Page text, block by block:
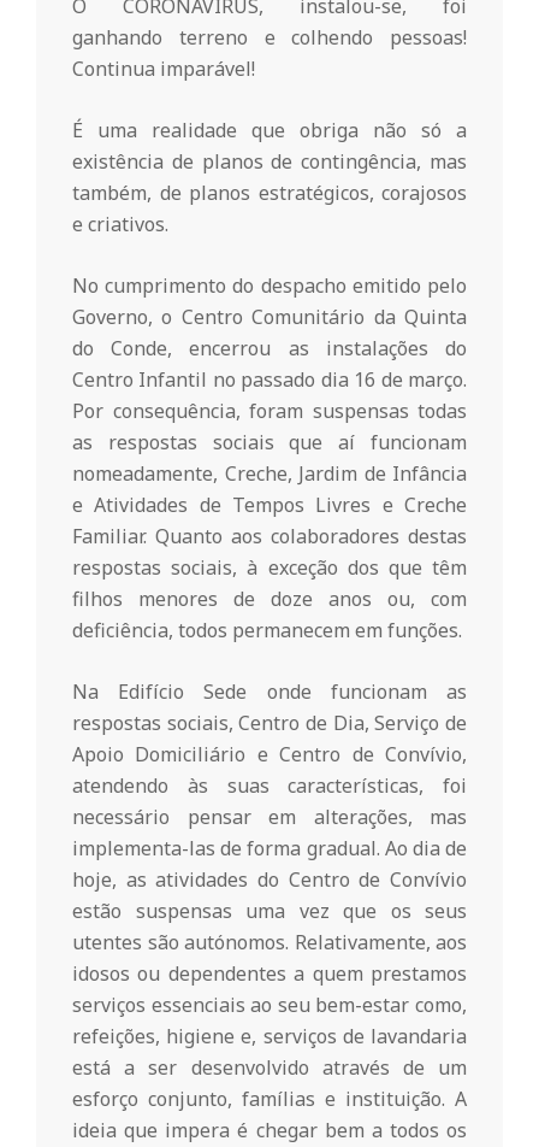
O CORONAVÍRUS, instalou-se, foi
ganhando terreno e colhendo pessoas!
Continua imparável!
É uma realidade que obriga não só a
existência de planos de contingência, mas
também, de planos estratégicos, corajosos
e criativos.
No cumprimento do despacho emitido pelo
Governo, o Centro Comunitário da Quinta
do Conde, encerrou as instalações do
Centro Infantil no passado dia 16 de março.
Por consequência, foram suspensas todas
as respostas sociais que aí funcionam
nomeadamente, Creche, Jardim de Infância
e Atividades de Tempos Livres e Creche
Familiar. Quanto aos colaboradores destas
respostas sociais, à exceção dos que têm
filhos menores de doze anos ou, com
deficiência, todos permanecem em funções.
Na Edifício Sede onde funcionam as
respostas sociais, Centro de Dia, Serviço de
Apoio Domiciliário e Centro de Convívio,
atendendo às suas características, foi
necessário pensar em alterações, mas
implementa-las de forma gradual. Ao dia de
hoje, as atividades do Centro de Convívio
estão suspensas uma vez que os seus
utentes são autónomos. Relativamente, aos
idosos ou dependentes a quem prestamos
serviços essenciais ao seu bem-estar como,
refeições, higiene e, serviços de lavandaria
está a ser desenvolvido através de um
esforço conjunto, famílias e instituição. A
ideia que impera é chegar bem a todos os